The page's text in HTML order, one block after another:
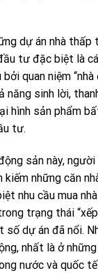
dự án nhà thấp
tư đặc biệt là
quan niệm
năng sinh lời,
hình sản phẩm
tư.
sản này,
những căn
nhu cầu mua
trạng thái
số dự án đã nổi.
nhất là ở
nước và quốc